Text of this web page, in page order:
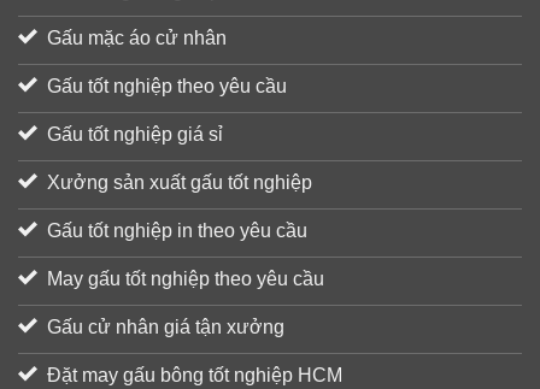
Gấu mặc áo cử nhân
Gấu tốt nghiệp theo yêu cầu
Gấu tốt nghiệp giá sỉ
Xưởng sản xuất gấu tốt nghiệp
Gấu tốt nghiệp in theo yêu cầu
May gấu tốt nghiệp theo yêu cầu
Gấu cử nhân giá tận xưởng
Đặt may gấu bông tốt nghiệp HCM